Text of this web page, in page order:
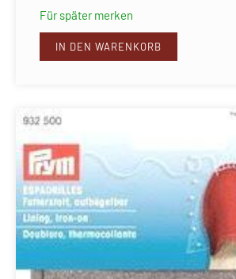
Für später merken
IN DEN WARENKORB